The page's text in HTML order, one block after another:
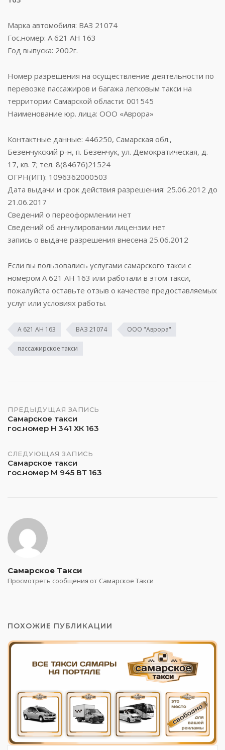
Марка автомобиля: ВАЗ 21074
Гос.номер: А 621 АН 163
Год выпуска: 2002г.
Номер разрешения на осуществление деятельности по
перевозке пассажиров и багажа легковым такси на
территории Самарской области: 001545
Наименование юр. лица: ООО «Аврора»
Контактные данные: 446250, Самарская обл.,
Безенчукский р-н, п. Безенчук, ул. Демократическая, д.
17, кв. 7; тел. 8(84676)21524
ОГРН(ИП): 1096362000503
Дата выдачи и срок действия разрешения: 25.06.2012 до
21.06.2017
Сведений о переоформлении нет
Сведений об аннулировании лицензии нет
запись о выдаче разрешения внесена 25.06.2012
Если вы пользовались услугами самарского такси с
номером А 621 АН 163 или работали в этом такси,
пожалуйста оставьте отзыв о качестве предоставляемых
услуг или условиях работы.
А 621 АН 163 ВАЗ 21074 ООО "Аврора"
пассажирское такси
Навигация
по
записям
ПРЕДЫДУЩАЯ ЗАПИСЬ
Самарское такси
гос.номер Н 341 ХК 163
СЛЕДУЮЩАЯ ЗАПИСЬ
Самарское такси
гос.номер М 945 ВТ 163
Самарское Такси
Просмотреть сообщения от Самарское Такси
ПОХОЖИЕ ПУБЛИКАЦИИ